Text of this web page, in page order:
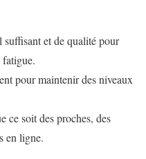
et de qualité pour
pour maintenir des niveaux
ce soit des proches, des
en ligne.